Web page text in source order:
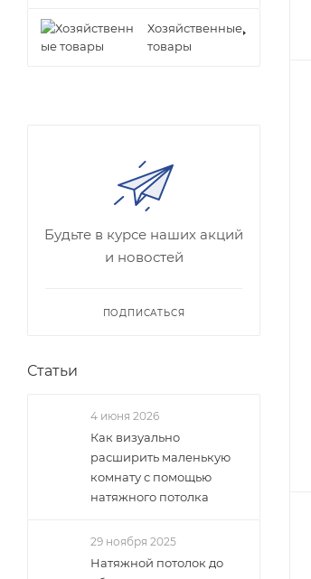
Хозяйственные
товары
Будьте в курсе наших акций
и новостей
ПОДПИСАТЬСЯ
Статьи
4 июня 2026
Как визуально
расширить маленькую
комнату с помощью
натяжного потолка
29 ноября 2025
Натяжной потолок до